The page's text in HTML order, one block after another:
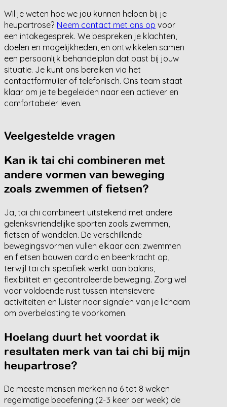
Wil je weten hoe we jou kunnen helpen bij je
heupartrose? Neem contact met ons op voor
een intakegesprek. We bespreken je klachten,
doelen en mogelijkheden, en ontwikkelen samen
een persoonlijk behandelplan dat past bij jouw
situatie. Je kunt ons bereiken via het
contactformulier of telefonisch. Ons team staat
klaar om je te begeleiden naar een actiever en
comfortabeler leven.
Veelgestelde vragen
Kan ik tai chi combineren met
andere vormen van beweging
zoals zwemmen of fietsen?
Ja, tai chi combineert uitstekend met andere
gelenksvriendelijke sporten zoals zwemmen,
fietsen of wandelen. De verschillende
bewegingsvormen vullen elkaar aan: zwemmen
en fietsen bouwen cardio en beenkracht op,
terwijl tai chi specifiek werkt aan balans,
flexibiliteit en gecontroleerde beweging. Zorg wel
voor voldoende rust tussen intensievere
activiteiten en luister naar signalen van je lichaam
om overbelasting te voorkomen.
Hoelang duurt het voordat ik
resultaten merk van tai chi bij mijn
heupartrose?
De meeste mensen merken na 6 tot 8 weken
regelmatige beoefening (2-3 keer per week) de